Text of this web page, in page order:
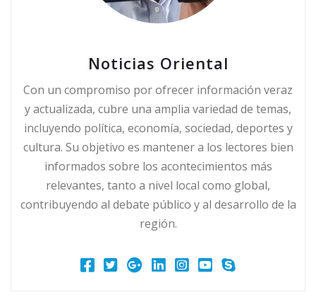
Noticias Oriental
Con un compromiso por ofrecer información veraz
y actualizada, cubre una amplia variedad de temas,
incluyendo política, economía, sociedad, deportes y
cultura. Su objetivo es mantener a los lectores bien
informados sobre los acontecimientos más
relevantes, tanto a nivel local como global,
contribuyendo al debate público y al desarrollo de la
región.